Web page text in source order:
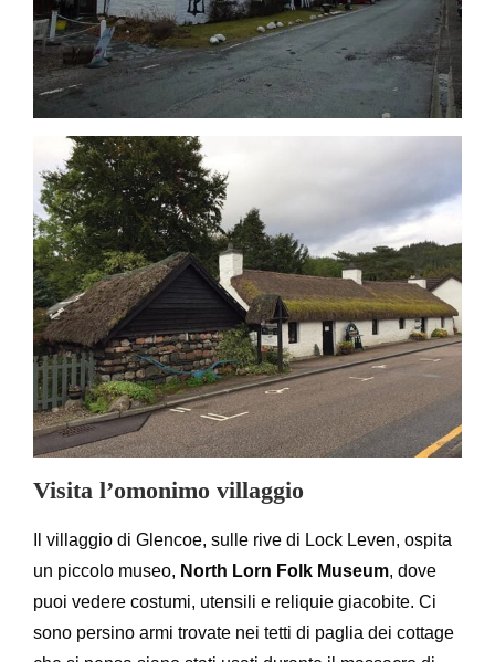
Visita l’omonimo villaggio
Il villaggio di Glencoe, sulle rive di Lock Leven, ospita
un piccolo museo, North Lorn Folk Museum, dove
puoi vedere costumi, utensili e reliquie giacobite. Ci
sono persino armi trovate nei tetti di paglia dei cottage